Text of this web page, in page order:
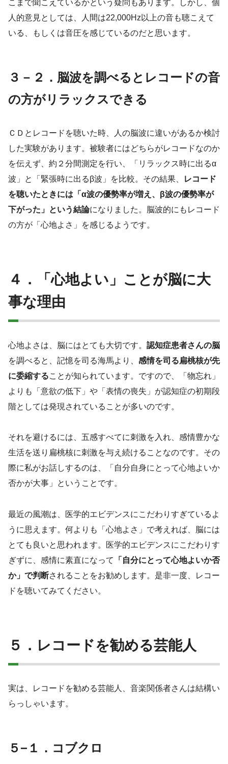
こまで聞こえているかという疑問もあります。しかし、個
人的意見としては、人間は22,000Hz以上の音も聴こえて
いる、もしくは音圧を感じているのだと思います。
３－２．脳波を調べるとレコードの音
の方がリラックスできる
ＣＤとレコードを聴いた時、人の脳波に違いがあるか検討
した実験があります。被験者にはどちらがレコードなのか
を伝えず、約２分間測定を行い、「リラックス時に出るα
波」と「緊張時に出るβ波」を比較。その結果、
レコード
を聴いたときには「α波の優勢率が増え、β波の優勢率が
下がった」という結論になりました。脳波的にもレコード
の方が「心地よさ」を感じるようです。
４．「心地よい」ことが脳に大
事な理由
心地よさは、脳にはとても大切です。 認知症患者さんの脳
を調べると、記憶を司る海馬より、 感情を司る扁桃核が先
に委縮することが知られています。ですので、「物忘れ」
よりも「意欲の低下」や「表情の喪失」が認知症の初期段
階としては発現されていることが多いのです。
それを避けるには、五感すべてに刺激を入れ、感情豊かな
生活を送り扁桃核に刺激を与え続けることなのです。その
際に私がお話しするのは、「自分自身にとって心地よいか
否かが大事」ということです。
最近の風潮は、医学的エビデンスにこだわりすぎているよ
うに思えます。何よりも「心地よさ」で考えれば、脳には
とても良いと思われます。医学的エビデンスにこだわりす
ぎずに、感情に素直になって
「自分にとって心地よいか否
か」で判断されることをお勧めします。是非一度、レコー
ドを聴いてみてください。
５．レコードを勧める芸能人
実は、レコードを勧める芸能人、音楽関係者さんは結構い
らっしゃいます。
５−１．コブクロ